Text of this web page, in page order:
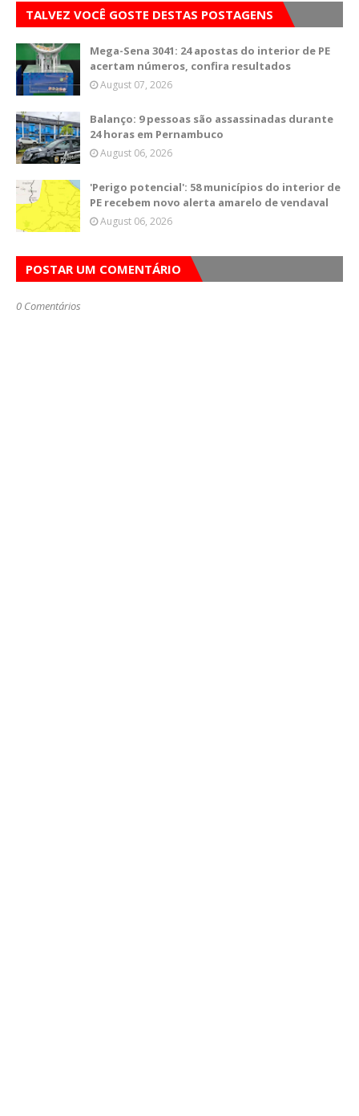
TALVEZ VOCÊ GOSTE DESTAS POSTAGENS
Mega-Sena 3041: 24 apostas do interior de PE
acertam números, confira resultados
August 07, 2026
Balanço: 9 pessoas são assassinadas durante
24 horas em Pernambuco
August 06, 2026
'Perigo potencial': 58 municípios do interior de
PE recebem novo alerta amarelo de vendaval
August 06, 2026
POSTAR UM COMENTÁRIO
0 Comentários